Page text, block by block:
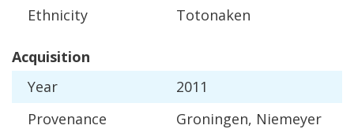
Ethnicity
Totonaken
Acquisition
Year
2011
Provenance
Groningen, Niemeyer